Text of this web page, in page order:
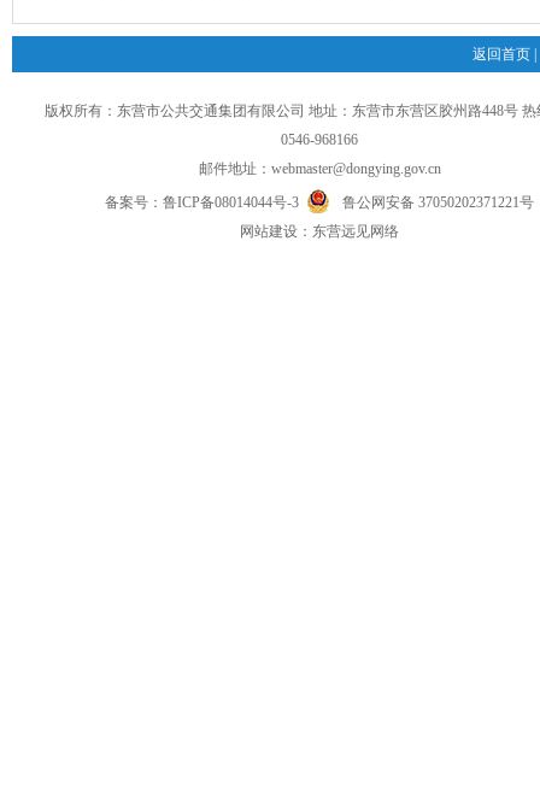
返回首页
版权所有：东营市公共交通集团有限公司 地址：东营市东营区胶州路448号
0546-968166
邮件地址： webmaster@dongying.gov.cn
备案号： 鲁ICP备08014044号-3
鲁公网安备 37050202371221号
网站建设： 东营远见网络